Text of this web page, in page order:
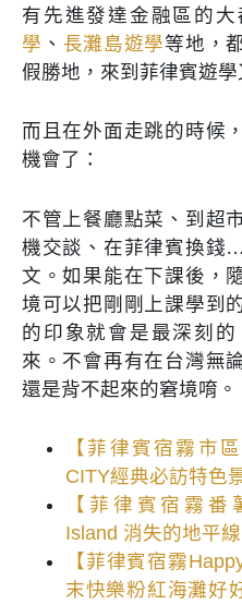
有先進發達金融區的
學 、 長灘島遊學等地，
假勝地，來到菲律賓遊學
而且在外面走跳的時候
機會了：
不管上餐廳點菜、到超
機交談、在菲律賓換錢
文。如果能在下課後，
境可以把剛剛上課學到
的印象就會是最深刻
來。不會再有在台灣無
還是背不起來的窘境唷。
【菲律賓宿霧市
CITY經典必訪特色
【菲律賓宿霧番
Island 消失的地平
【菲律賓宿霧
末快樂粉紅海灘好